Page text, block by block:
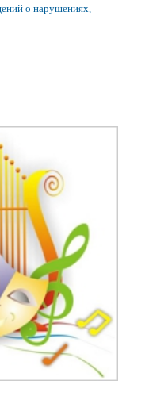
о нарушениях,